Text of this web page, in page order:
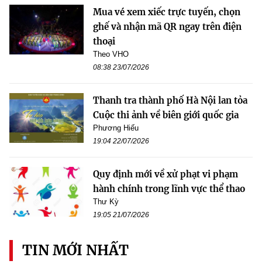
Mua vé xem xiếc trực tuyến, chọn
ghế và nhận mã QR ngay trên điện
thoại
Theo VHO
08:38 23/07/2026
Thanh tra thành phố Hà Nội lan tỏa
Cuộc thi ảnh về biên giới quốc gia
Phương Hiếu
19:04 22/07/2026
Quy định mới về xử phạt vi phạm
hành chính trong lĩnh vực thể thao
Thư Kỳ
19:05 21/07/2026
TIN MỚI NHẤT